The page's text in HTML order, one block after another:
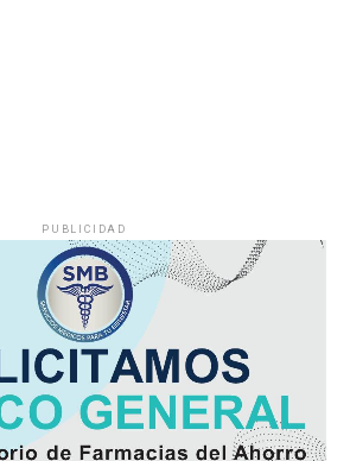
PUBLICIDAD